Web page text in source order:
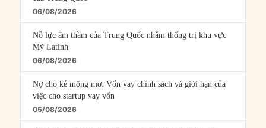
06/08/2026
Nỗ lực âm thầm của Trung Quốc nhằm thống trị khu vực
Mỹ Latinh
06/08/2026
Nợ cho kẻ mộng mơ: Vốn vay chính sách và giới hạn của
việc cho startup vay vốn
05/08/2026